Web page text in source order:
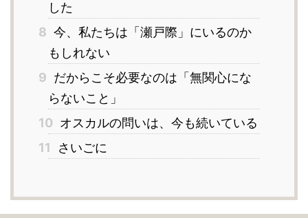
した
8 今、私たちは「瀬戸際」にいるのか
もしれない
9 だからこそ必要なのは「無関心にな
らないこと」
10 オスカルの問いは、今も続いている
11
さいごに